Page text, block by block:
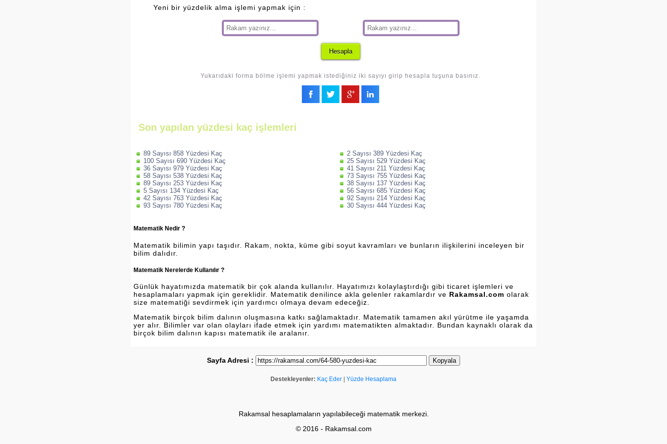
Yeni bir yüzdelik alma işlemi yapmak için :
Yukarıdaki forma bölme işlemi yapmak istediğiniz iki sayıyı girip hesapla tuşuna basınız.
Son yapılan yüzdesi kaç işlemleri
89 Sayısı 858 Yüzdesi Kaç
100 Sayısı 690 Yüzdesi Kaç
36 Sayısı 979 Yüzdesi Kaç
58 Sayısı 538 Yüzdesi Kaç
89 Sayısı 253 Yüzdesi Kaç
5 Sayısı 134 Yüzdesi Kaç
42 Sayısı 763 Yüzdesi Kaç
93 Sayısı 780 Yüzdesi Kaç
2 Sayısı 389 Yüzdesi Kaç
25 Sayısı 529 Yüzdesi Kaç
41 Sayısı 211 Yüzdesi Kaç
73 Sayısı 755 Yüzdesi Kaç
38 Sayısı 137 Yüzdesi Kaç
56 Sayısı 685 Yüzdesi Kaç
92 Sayısı 214 Yüzdesi Kaç
30 Sayısı 444 Yüzdesi Kaç
Matematik Nedir ?
Matematik bilimin yapı taşıdır. Rakam, nokta, küme gibi soyut kavramları ve bunların ilişkilerini inceleyen bir
bilim dalıdır.
Matematik Nerelerde Kullanılır ?
Günlük hayatımızda matematik bir çok alanda kullanılır. Hayatımızı kolaylaştırdığı gibi ticaret işlemleri ve
hesaplamaları yapmak için gereklidir. Matematik denilince akla gelenler rakamlardır ve Rakamsal.com olarak
size matematiği sevdirmek için yardımcı olmaya devam edeceğiz.
Matematik birçok bilim dalının oluşmasına katkı sağlamaktadır. Matematik tamamen akıl yürütme ile yaşamda
yer alır. Bilimler var olan olayları ifade etmek için yardımı matematikten almaktadır. Bundan kaynaklı olarak da
birçok bilim dalının kapısı matematik ile aralanır.
Sayfa Adresi : Kopyala
Destekleyenler: Kaç Eder Yüzde Hesaplama
Rakamsal hesaplamaların yapılabileceği matematik merkezi.
© 2016 - Rakamsal.com